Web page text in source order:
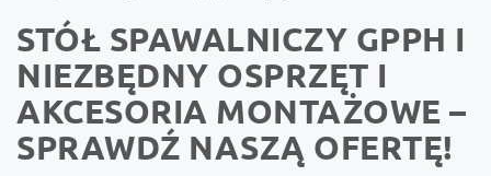
STÓŁ SPAWALNICZY GPPH I
NIEZBĘDNY OSPRZĘT I
AKCESORIA MONTAŻOWE –
SPRAWDŹ NASZĄ OFERTĘ!